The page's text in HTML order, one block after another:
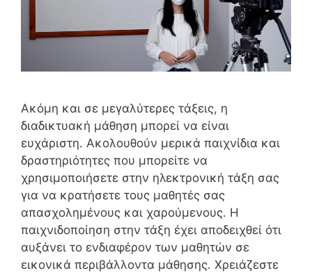
Ακόμη και σε μεγαλύτερες τάξεις, η
διαδικτυακή μάθηση μπορεί να είναι
ευχάριστη. Ακολουθούν μερικά παιχνίδια και
δραστηριότητες που μπορείτε να
χρησιμοποιήσετε στην ηλεκτρονική τάξη σας
για να κρατήσετε τους μαθητές σας
απασχολημένους και χαρούμενους. Η
παιχνιδοποίηση στην τάξη έχει αποδειχθεί ότι
αυξάνει το ενδιαφέρον των μαθητών σε
εικονικά περιβάλλοντα μάθησης. Χρειάζεστε